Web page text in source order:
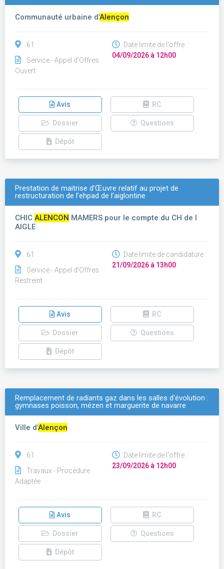
Communauté urbaine d'Alençon
61
Service - Appel d'Offres
Ouvert
Date limite de l'offre :
04/09/2026 à 12h00
Avis RC
Dossier Questions
Dépôt
Prestation de maitrise d’Œuvre relatif au projet de
restructuration de l’ehpad de l’aiglontine
CHIC ALENCON MAMERS pour le compte du CH de l
AIGLE
61
Service - Appel d'Offres
Restreint
Date limite de candidature :
21/09/2026 à 13h00
Avis RC
Dossier Questions
Dépôt
Remplacement de radiants gaz dans les salles d'évolution :
gymnases poisson, mézen et marguerite de navarre
Ville d'Alençon
61
Travaux - Procédure
Adaptée
Date limite de l'offre :
23/09/2026 à 12h00
Avis RC
Dossier Questions
Dépôt